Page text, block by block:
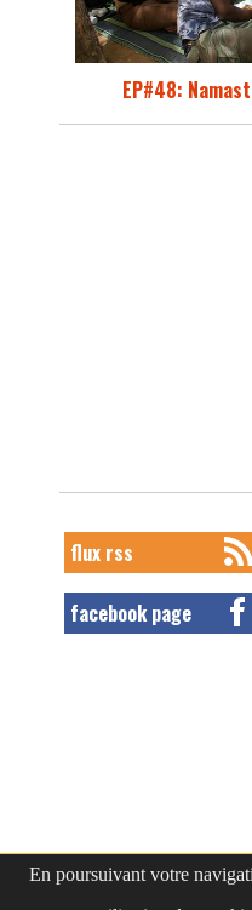
En poursuivant votre
EP#48:
flux rss
facebook page